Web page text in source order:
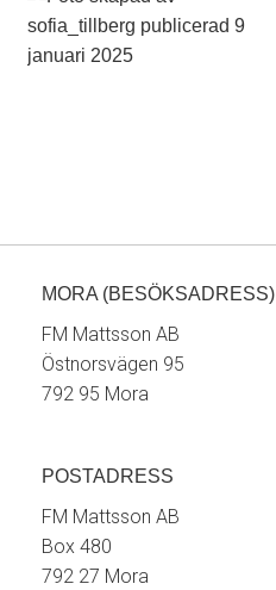
MORA (BESÖKSADRESS)
FM Mattsson AB
Östnorsvägen 95
792 95 Mora
POSTADRESS
FM Mattsson AB
Box 480
792 27 Mora